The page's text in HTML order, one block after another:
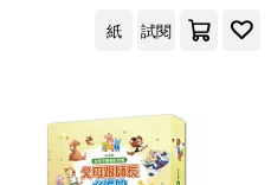
伊劍（主編）(1)
天地出版社(2)
紙 試閱